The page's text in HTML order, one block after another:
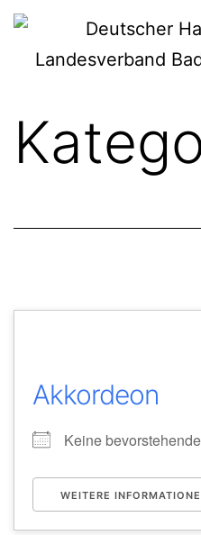
Zum
Deutscher
Harmonika-
Akkordeon
Keine
WEITERE